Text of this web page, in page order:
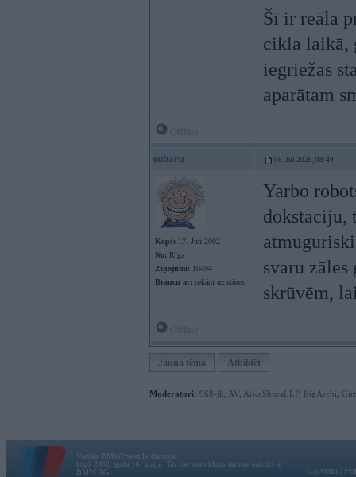
Šī ir reāla
cikla laikā,
iegriežas
aparātam
subaru 06. Jul 2026, 08:49
Kopš: 17. Jun 2002
No: Rīga
Ziņojumi: 10494
Braucu ar: rokām uz stūres
Yarbo
dokstaciju,
svaru
skrūvēm,
Jauna tēma Atbildēt
Moderatori: 968-jk AV AiwaShuraLLP, BigArchi
Vortāls BMWPower.lv darbojas
kopš 2002. gada 14. maija. Tas nav auto klubs un nav saistīts ar
BMW AG.
Galvena